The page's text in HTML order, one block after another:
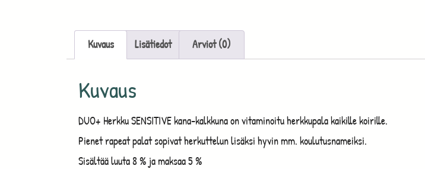
Kuvaus Lisätiedot Arviot (0)
Kuvaus
DUO+ Herkku SENSITIVE kana-kalkkuna on vitaminoitu herkkupala kaikille koirille.
Pienet rapeat palat sopivat herkuttelun lisäksi hyvin mm. koulutusnameiksi.
Sisältää luuta 8 % ja maksaa 5 %